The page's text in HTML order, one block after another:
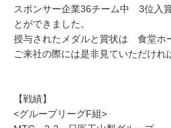
スポンサー企業36チーム中 3位入
とができました。
授与されたメダルと賞状は 食堂ホ
ご来社の際には是非見ていただけれ
【戦績】
<グループリーグF組>